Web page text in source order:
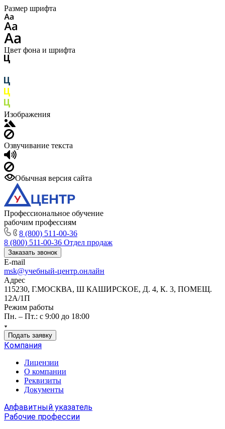
Размер шрифта
Цвет фона и шрифта
Изображения
Озвучивание текста
Обычная версия сайта
Профессиональное обучение
рабочим профессиям
8 (800) 511-00-36
8 (800) 511-00-36 Отдел продаж
Заказать звонок
E-mail
msk@учебный-центр.онлайн
Адрес
115230, Г.МОСКВА, Ш КАШИРСКОЕ, Д. 4, К. 3, ПОМЕЩ.
12А/1П
Режим работы
Пн. – Пт.: с 9:00 до 18:00
Подать заявку
Компания
Лицензии
О компании
Реквизиты
Документы
Алфавитный указатель
Рабочие профессии